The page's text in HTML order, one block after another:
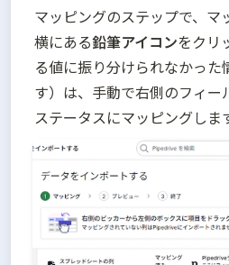
マッピングのステップで、マ
横にある鉛筆アイコンをクリ
る値に振り分けられなかった
す）は、手動で右側のフィー
ステータスにマッピングしま